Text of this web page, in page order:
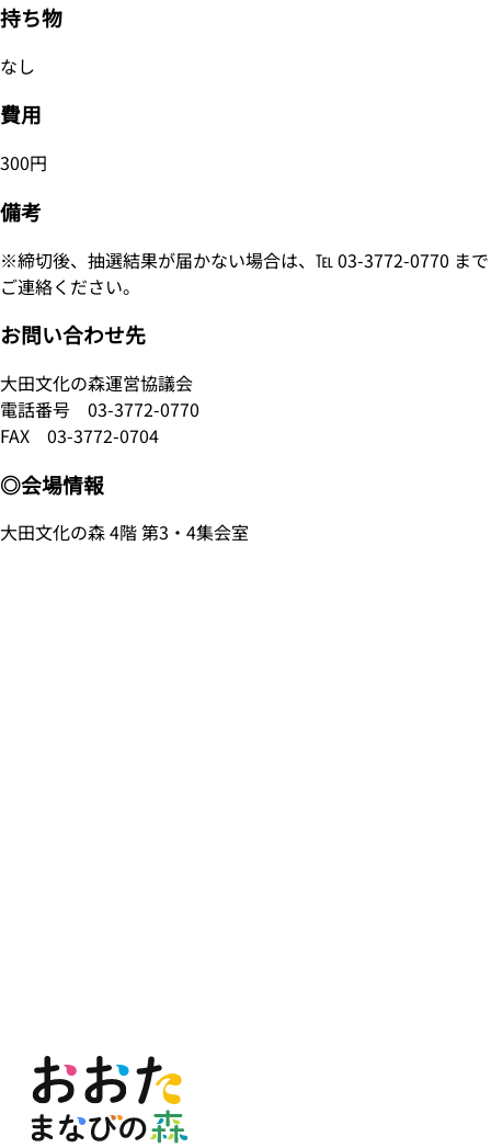
持ち物
なし
費用
300円
備考
※締切後、抽選結果が届かない場合は、℡ 03-3772-0770 まで
ご連絡ください。
お問い合わせ先
大田文化の森運営協議会
電話番号 03-3772-0770
FAX 03-3772-0704
◎会場情報
大田文化の森 4階 第3・4集会室